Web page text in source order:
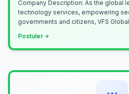
Company Description: As the global leader in trusted
technology services, empowering
governments and citizens, VFS
Postuler